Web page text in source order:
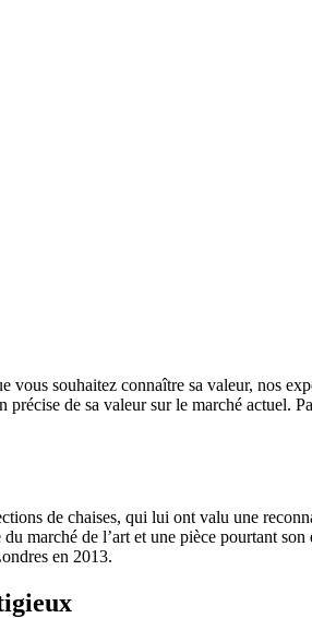
souhaitez connaître sa valeur, nos
de sa valeur sur le marché actuel.
de chaises, qui lui ont valu une
marché de l’art et une pièce pourtant
en 2013.